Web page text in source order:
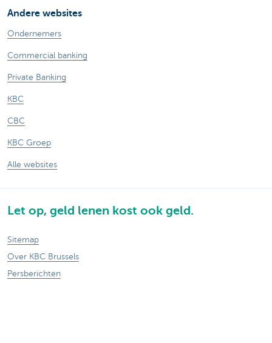
Andere websites
Ondernemers
Commercial banking
Private Banking
KBC
CBC
KBC Groep
Alle websites
Let op, geld lenen kost ook geld.
Sitemap
Over KBC Brussels
Persberichten